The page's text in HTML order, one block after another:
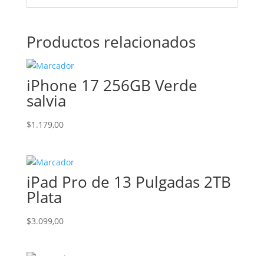
Productos relacionados
iPhone 17 256GB Verde
salvia
$1.179,00
iPad Pro de 13 Pulgadas 2TB
Plata
$3.099,00